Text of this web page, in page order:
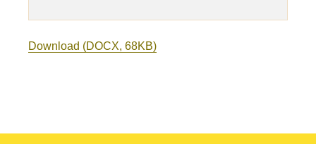
Download (DOCX, 68KB)